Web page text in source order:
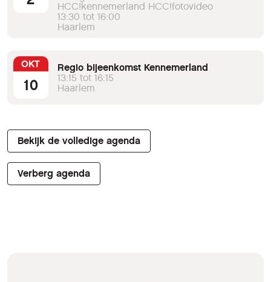
HCC!kennemerland HCC!fotovideo
13:30 tot 16:00
Haarlem
OKT
10
Regio bijeenkomst Kennemerland
13:15 tot 16:15
Haarlem
Bekijk de volledige agenda
Verberg agenda